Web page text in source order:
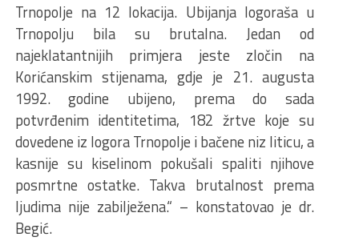
Trnopolje na 12 lokacija. Ubijanja logoraša u
Trnopolju bila su brutalna. Jedan od
najeklatantnijih primjera jeste zločin na
Korićanskim stijenama, gdje je 21. augusta
1992. godine ubijeno, prema do sada
potvrđenim identitetima, 182 žrtve koje su
dovedene iz logora Trnopolje i bačene niz liticu, a
kasnije su kiselinom pokušali spaliti njihove
posmrtne ostatke. Takva brutalnost prema
ljudima nije zabilježena.“ – konstatovao je dr.
Begić.